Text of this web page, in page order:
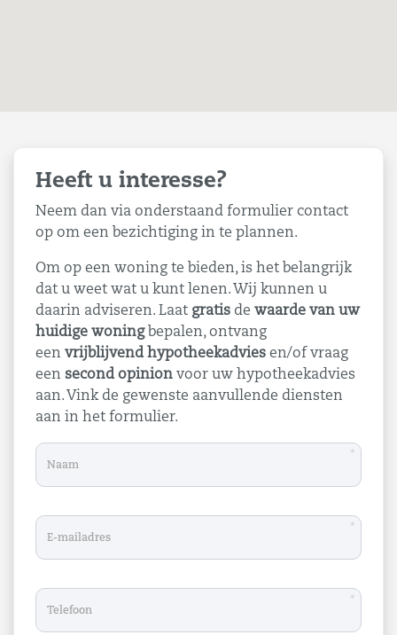
Heeft u interesse?
Neem dan via onderstaand formulier contact
op om een bezichtiging in te plannen.
Om op een woning te bieden, is het belangrijk
dat u weet wat u kunt lenen. Wij kunnen u
daarin adviseren. Laat gratis de waarde van uw
huidige woningbepalen, ontvang
een vrijblijvend hypotheekadvies en/of vraag
een second opinion voor uw hypotheekadvies
aan. Vink de gewenste aanvullende diensten
aan in het formulier.
*
*
*